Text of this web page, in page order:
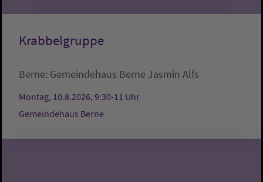
Krabbelgruppe
Berne: Gemeindehaus Berne Jasmin Alfs
Montag, 10.8.2026, 9:30-11 Uhr
Gemeindehaus Berne